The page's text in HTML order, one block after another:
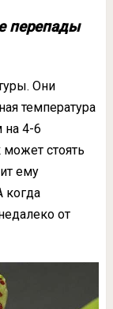
перепады
Они
температура
на 4-6
может стоять
ему
когда
от